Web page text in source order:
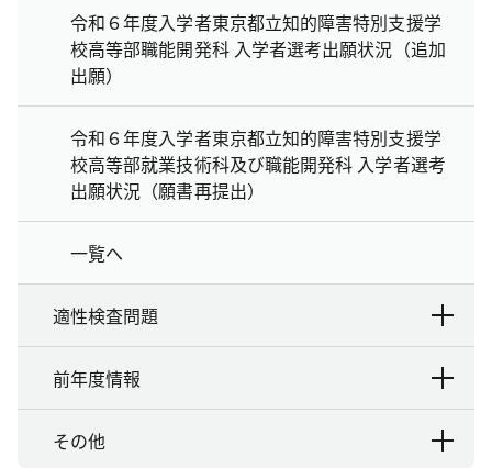
令和６年度入学者東京都立知的障害特別支援学
校高等部職能開発科 入学者選考出願状況（追加
出願）
令和６年度入学者東京都立知的障害特別支援学
校高等部就業技術科及び職能開発科 入学者選考
出願状況（願書再提出）
一覧へ
適性検査問題
前年度情報
その他